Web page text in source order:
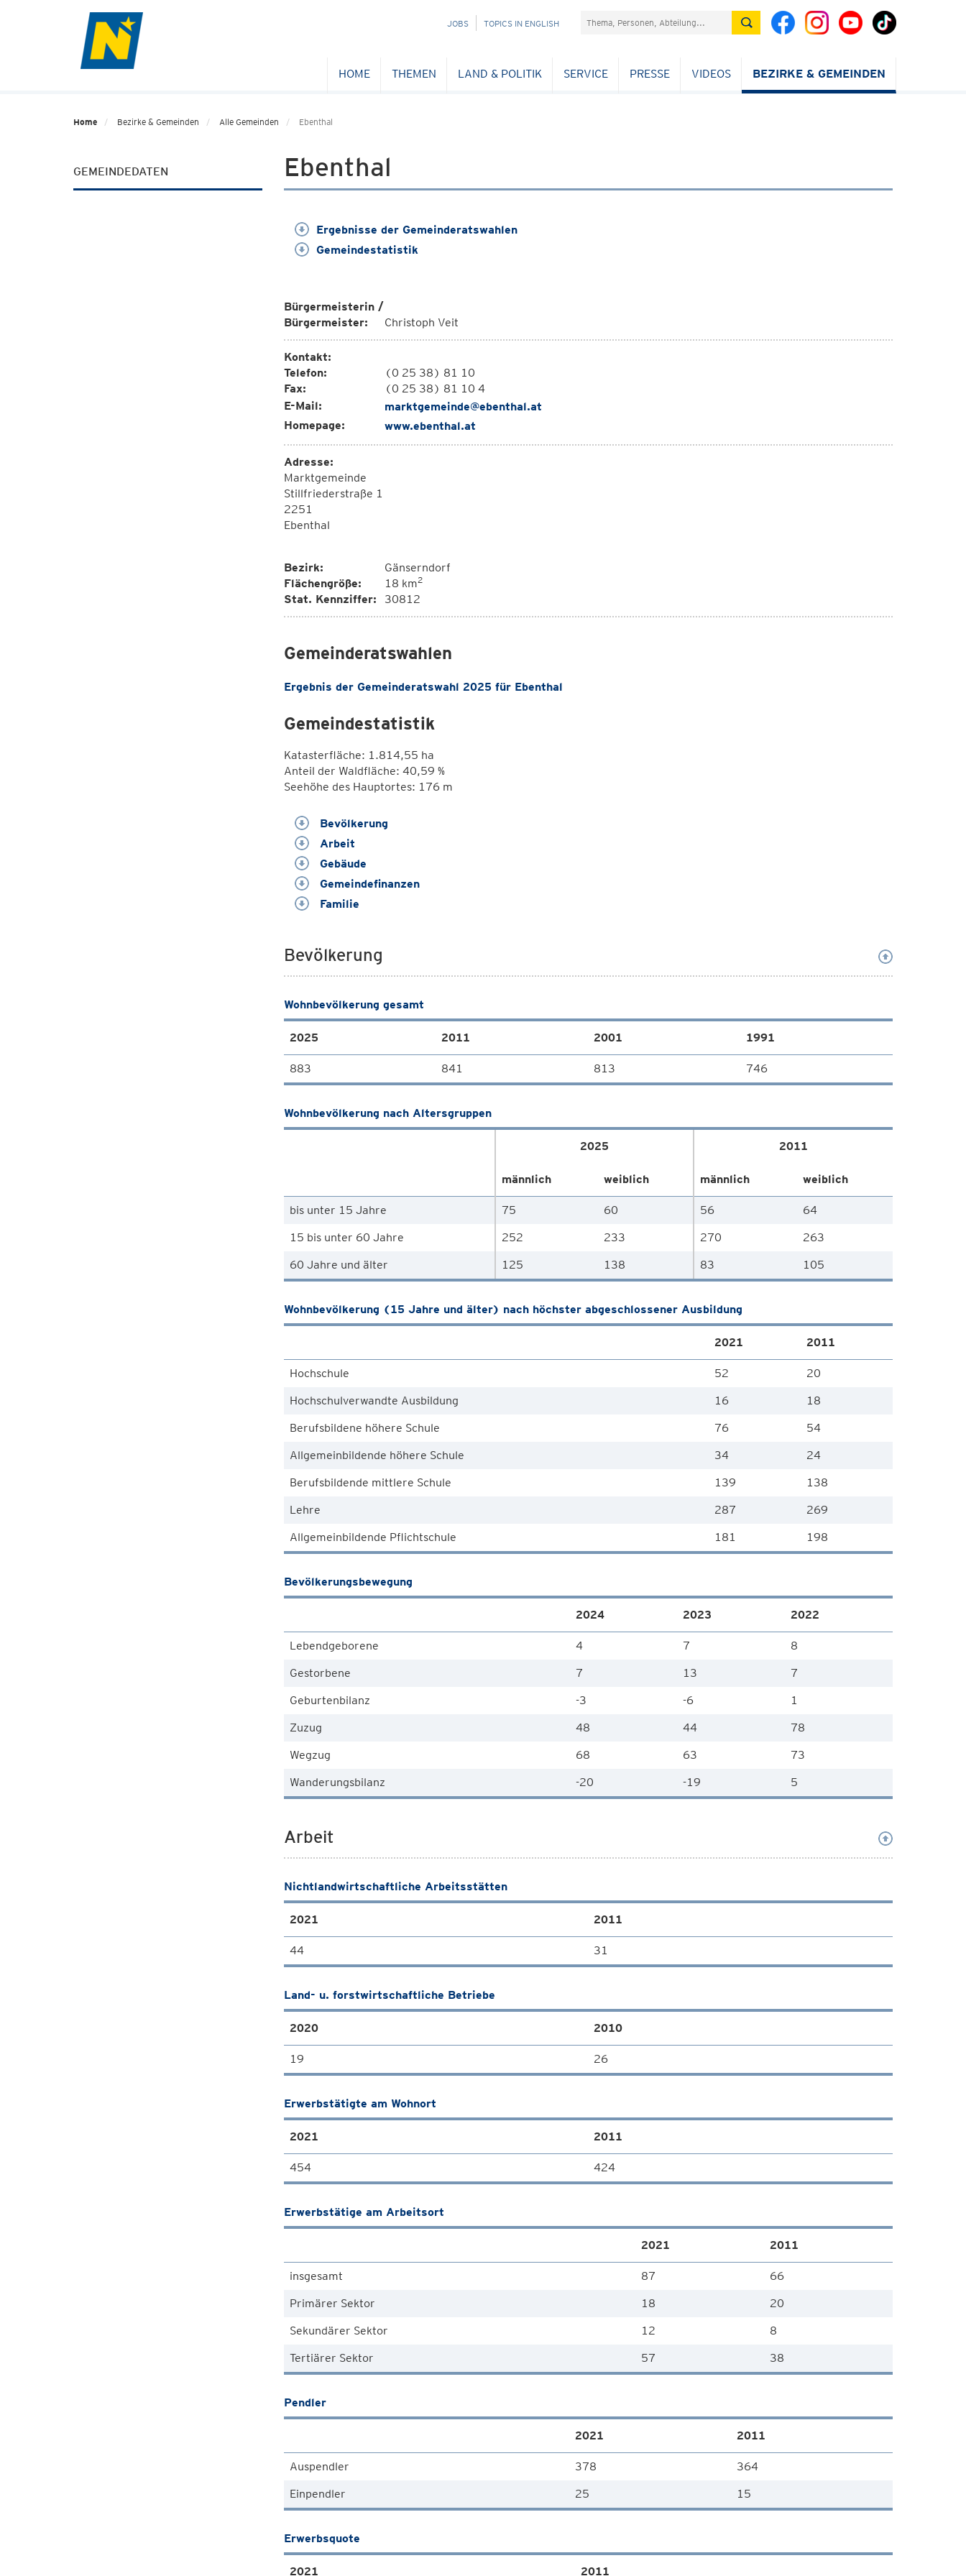
NAVIGATION
JOBS TOPICS IN ENGLISH Suchefeld
HOME THEMEN LAND & POLITIK SERVICE PRESSE VIDEOS BEZIRKE & GEMEINDEN
Home Bezirke & Gemeinden Alle Gemeinden Ebenthal
GEMEINDEDATEN Ebenthal
Ergebnisse der Gemeinderatswahlen
Gemeindestatistik
Bürgermeisterin /
Bürgermeister:
Christoph Veit
Kontakt:
Telefon:
(0 25 38) 81 10
Fax:
(0 25 38) 81 10 4
E-Mail:
marktgemeinde@ebenthal.at
Homepage:
www.ebenthal.at
Adresse:
Marktgemeinde
Stillfriederstraße 1
2251
Ebenthal
Bezirk:
Gänserndorf
Flächengröße:
18 km2
Stat. Kennziffer: 30812
Gemeinderatswahlen
Ergebnis der Gemeinderatswahl 2025 für Ebenthal
Gemeindestatistik
Katasterfläche: 1.814,55 ha
Anteil der Waldfläche: 40,59 %
Seehöhe des Hauptortes: 176 m
Bevölkerung
Arbeit
Gebäude
Gemeindefinanzen
Familie
Bevölkerung
Wohnbevölkerung gesamt
2025 2011 2001 1991
883 841 813 746
Wohnbevölkerung nach Altersgruppen
2025 2011
männlich weiblich männlich weiblich
bis unter 15 Jahre 75 60 56
64
15 bis unter 60 Jahre
252 233 270
263
60 Jahre und älter
125 138 83 105
Wohnbevölkerung (15 Jahre und älter) nach höchster abgeschlossener Ausbildung
2021 2011
Hochschule 52
20
Hochschulverwandte Ausbildung
16
18
Berufsbildene höhere Schule
76
54
Allgemeinbildende höhere Schule
34
24
Berufsbildende mittlere Schule
139
138
Lehre
287
269
Allgemeinbildende Pflichtschule
181 198
Bevölkerungsbewegung
2024 2023 2022
Lebendgeborene 4 7
8
Gestorbene
7 13
7
Geburtenbilanz
-3 -6
1
Zuzug
48 44
78
Wegzug
68 63
73
Wanderungsbilanz
-20 -19 5
Arbeit
Nichtlandwirtschaftliche Arbeitsstätten
2021 2011
44 31
Land- u. forstwirtschaftliche Betriebe
2020 2010
19 26
Erwerbstätigte am Wohnort
2021 2011
454 424
Erwerbstätige am Arbeitsort
2021 2011
insgesamt 87
66
Primärer Sektor
18
20
Sekundärer Sektor
12
8
Tertiärer Sektor
57 38
Pendler
2021 2011
Auspendler 378
364
Einpendler
25 15
Erwerbsquote
2021 2011